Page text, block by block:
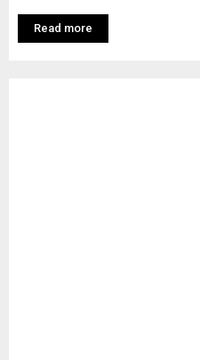
Read more